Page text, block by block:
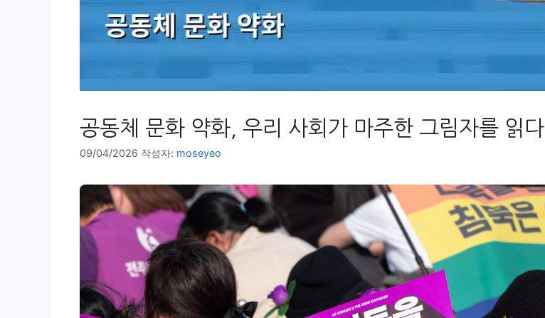
공동체 문화 약화, 우리 사회가 마주한 그림자를 읽다
09/04/2026 작성자: moseyeo